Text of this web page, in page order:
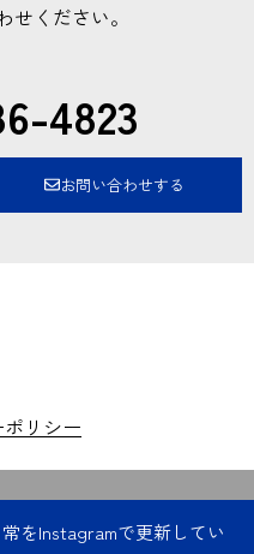
常をInstagramで更新してい
せください。
4823
お問い合わせする
リシー
夏目電業所